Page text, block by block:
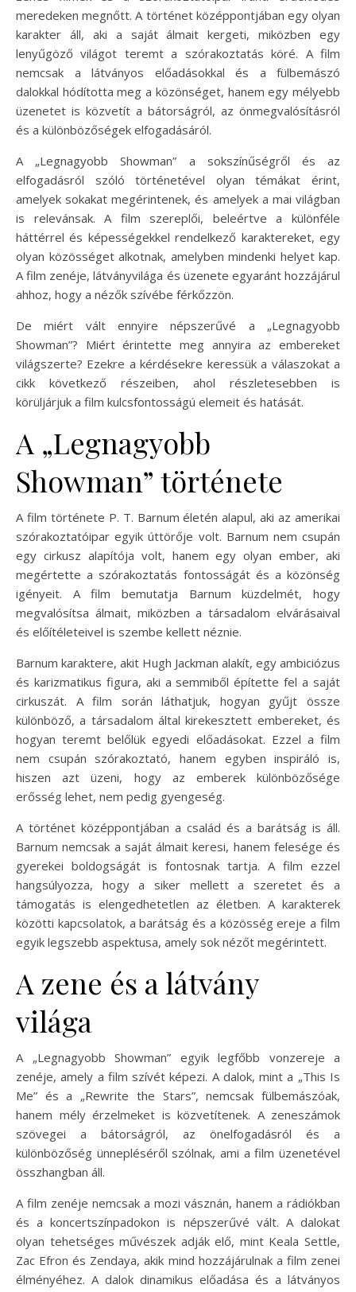
meredeken megnőtt. A történet középpontjában egy olyan
karakter áll, aki a saját álmait kergeti, miközben egy
lenyűgöző világot teremt a szórakoztatás köré. A film
nemcsak a látványos előadásokkal és a fülbemászó
dalokkal hódította meg a közönséget, hanem egy mélyebb
üzenetet is közvetít a bátorságról, az önmegvalósításról
és a különbözőségek elfogadásáról.
A „Legnagyobb Showman” a sokszínűségről és az
elfogadásról szóló történetével olyan témákat érint,
amelyek sokakat megérintenek, és amelyek a mai világban
is relevánsak. A film szereplői, beleértve a különféle
háttérrel és képességekkel rendelkező karaktereket, egy
olyan közösséget alkotnak, amelyben mindenki helyet kap.
A film zenéje, látványvilága és üzenete egyaránt hozzájárul
ahhoz, hogy a nézők szívébe férkőzzön.
De miért vált ennyire népszerűvé a „Legnagyobb
Showman”? Miért érintette meg annyira az embereket
világszerte? Ezekre a kérdésekre keressük a válaszokat a
cikk következő részeiben, ahol részletesebben is
körüljárjuk a film kulcsfontosságú elemeit és hatását.
A „Legnagyobb
Showman” története
A film története P. T. Barnum életén alapul, aki az amerikai
szórakoztatóipar egyik úttörője volt. Barnum nem csupán
egy cirkusz alapítója volt, hanem egy olyan ember, aki
megértette a szórakoztatás fontosságát és a közönség
igényeit. A film bemutatja Barnum küzdelmét, hogy
megvalósítsa álmait, miközben a társadalom elvárásaival
és előítéleteivel is szembe kellett néznie.
Barnum karaktere, akit Hugh Jackman alakít, egy ambiciózus
és karizmatikus figura, aki a semmiből építette fel a saját
cirkuszát. A film során láthatjuk, hogyan gyűjt össze
különböző, a társadalom által kirekesztett embereket, és
hogyan teremt belőlük egyedi előadásokat. Ezzel a film
nem csupán szórakoztató, hanem egyben inspiráló is,
hiszen azt üzeni, hogy az emberek különbözősége
erősség lehet, nem pedig gyengeség.
A történet középpontjában a család és a barátság is áll.
Barnum nemcsak a saját álmait keresi, hanem felesége és
gyerekei boldogságát is fontosnak tartja. A film ezzel
hangsúlyozza, hogy a siker mellett a szeretet és a
támogatás is elengedhetetlen az életben. A karakterek
közötti kapcsolatok, a barátság és a közösség ereje a film
egyik legszebb aspektusa, amely sok nézőt megérintett.
A zene és a látvány
világa
A „Legnagyobb Showman” egyik legfőbb vonzereje a
zenéje, amely a film szívét képezi. A dalok, mint a „This Is
Me” és a „Rewrite the Stars”, nemcsak fülbemászóak,
hanem mély érzelmeket is közvetítenek. A zeneszámok
szövegei a bátorságról, az önelfogadásról és a
különbözőség ünnepléséről szólnak, ami a film üzenetével
összhangban áll.
A film zenéje nemcsak a mozi vásznán, hanem a rádiókban
és a koncertszínpadokon is népszerűvé vált. A dalokat
olyan tehetséges művészek adják elő, mint Keala Settle,
Zac Efron és Zendaya, akik mind hozzájárulnak a film zenei
élményéhez. A dalok dinamikus előadása és a látványos